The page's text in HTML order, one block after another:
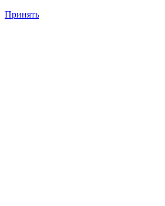
Принять